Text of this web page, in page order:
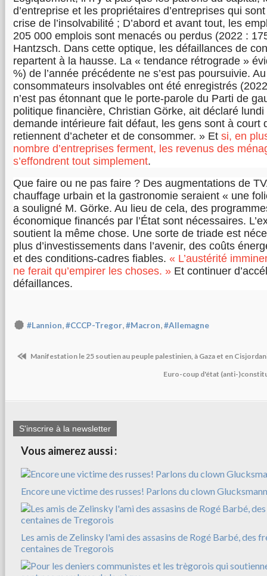
d’entreprise et les propriétaires d’entreprises qui
crise de l’insolvabilité ; D’abord et avant tout, les
205 000 emplois sont menacés ou perdus (2022 :
Hantzsch. Dans cette optique, les défaillances de
repartent à la hausse. La « tendance rétrograde »
%) de l’année précédente ne s’est pas poursuivie.
consommateurs insolvables ont été enregistrés
n’est pas étonnant que le porte-parole du Parti de
politique financière, Christian Görke, ait déclaré lundi
demande intérieure fait défaut, les gens sont à court
retiennent d’acheter et de consommer. » Et si, en
nombre d’entreprises ferment, les revenus des
s’effondrent tout simplement.
Que faire ou ne pas faire ? Des augmentations de
chauffage urbain et la gastronomie seraient « une
a souligné M. Görke. Au lieu de cela, des
économique financés par l’État sont nécessaires.
soutient la même chose. Une sorte de triade est
plus d’investissements dans l’avenir, des coûts
et des conditions-cadres fiables. « L’austérité
ne ferait qu’empirer les choses. » Et continuer
défaillances.
#Lannion,#CCCP-Tregor,#Macron,#Allemagne
Manifestation le 25 soutien au peuple palestinien, à Gaza et en
Euro-coup d'état (anti-
S'inscrire à la newsletter
Vous aimerez aussi :
Encore une victime des russes! Parlons du clown Glucksmann
Les amis de Zelinsky l'ami des assasins de Rogé Barbé, des
centaines de Tregorois